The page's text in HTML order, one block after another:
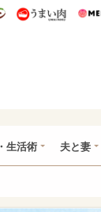
うまいパン うま
生活術 夫と妻